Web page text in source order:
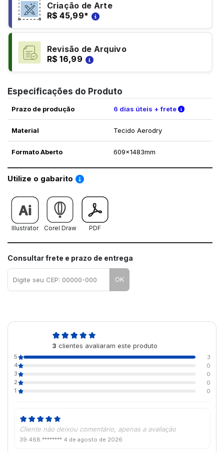
Criação de Arte
R$ 45,99*
Revisão de Arquivo
R$ 16,99
Especificações do Produto
Prazo de produção 6 dias úteis + frete Verifique
Material Tecido Aerodry
Formato Aberto 609x1483mm
Utilize o gabarito Saiba como utilizar os nossos gabaritos
Illustrator Corel Draw PDF
Consultar frete e prazo de entrega
OK
3 clientes avaliaram este produto
5
3
4
0
3
0
2
0
1
0
Cliente não deixou comentário, apenas a avaliação
39.468.******** 4 de agosto de 2026